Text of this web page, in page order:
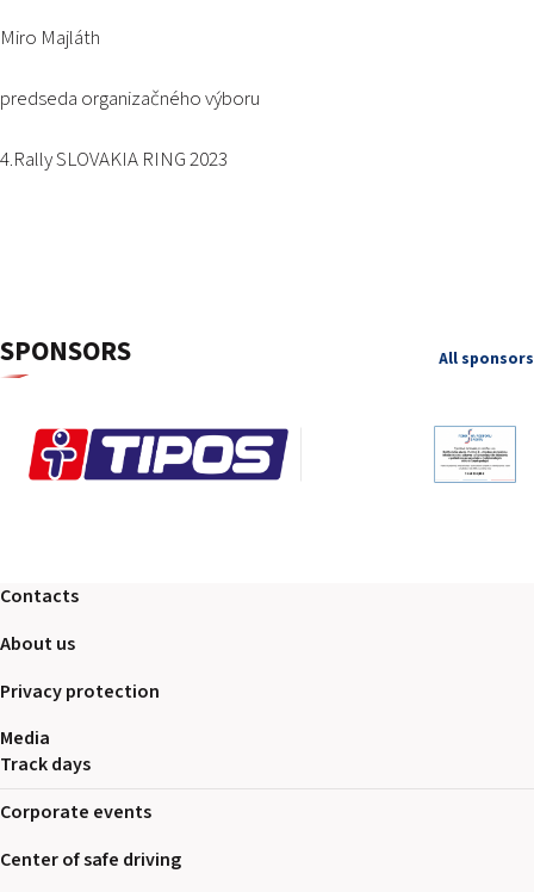
Miro Majláth
predseda organizačného výboru
4.Rally SLOVAKIA RING 2023
SPONSORS All sponsors
Contacts
About us
Privacy protection
Media
Track days
Corporate events
Center of safe driving